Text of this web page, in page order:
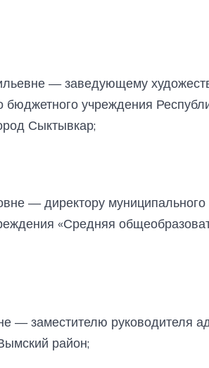
— заведующему
бюджетного учреждения
Сыктывкар;
— директору муниципального
«Средняя
— заместителю руководителя
район;